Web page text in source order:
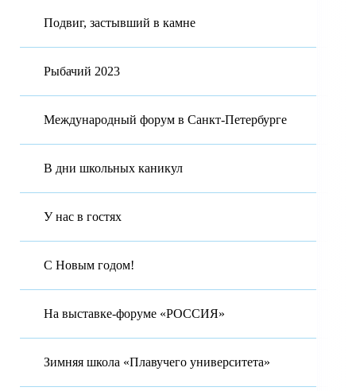
Подвиг, застывший в камне
Рыбачий 2023
Международный форум в Санкт-Петербурге
В дни школьных каникул
У нас в гостях
С Новым годом!
На выставке-форуме «РОССИЯ»
Зимняя школа «Плавучего университета»